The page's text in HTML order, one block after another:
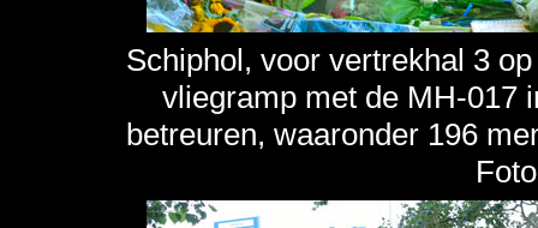
Schiphol, voor vertrekhal 3
vliegramp met de MH-017
betreuren, waaronder 196